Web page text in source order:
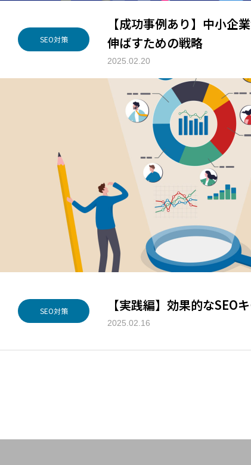
SEO対策
【成功事例あり】中小企
伸ばすための戦略
2025.02.20
SEO対策 【実践編】効果的なSEO
2025.02.16